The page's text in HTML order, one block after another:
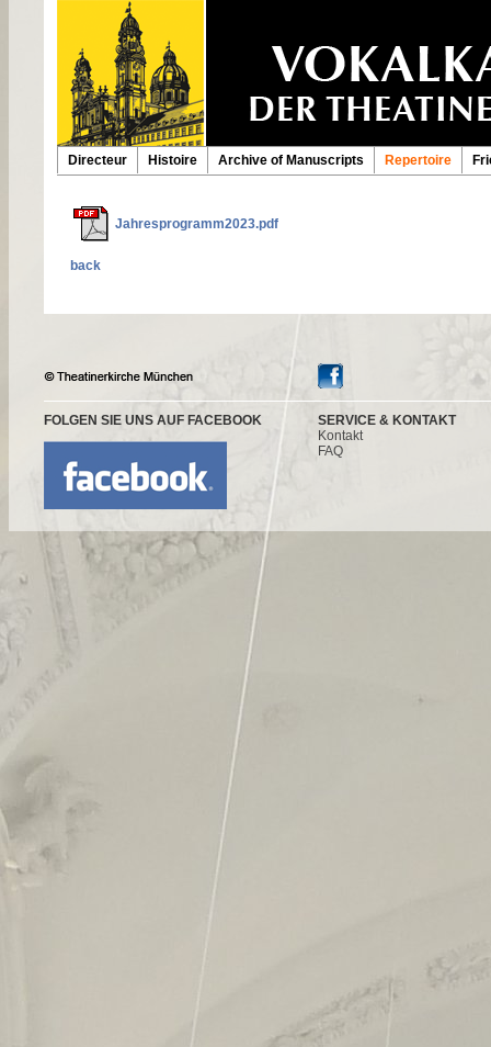
Directeur Histoire Archive of Manuscripts Repertoire
Jahresprogramm2023.pdf
back
FOLGEN SIE UNS AUF FACEBOOK
SERVICE & KONTAKT
Kontakt
FAQ